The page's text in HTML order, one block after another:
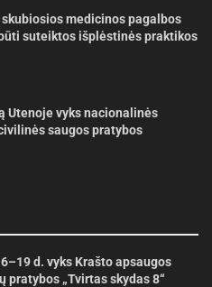
medicinos pagalbos
suteiktos išplėstinės praktikos
Utenoje vyks nacionalinės
saugos pratybos
d. vyks Krašto apsaugos
pratybos „Tvirtas skydas 8“